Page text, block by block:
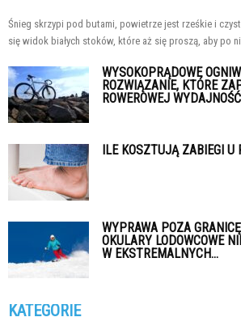
Śnieg skrzypi pod butami, powietrze jest rześkie i
się widok białych stoków, które aż się proszą, aby po
WYSOKOPRĄDOWE
ROZWIĄZANIE, KTÓRE
ROWEROWEJ
ILE KOSZTUJĄ ZABIEGI U
WYPRAWA POZA
OKULARY LODOWCOWE
W EKSTREMALNYCH...
KATEGORIE